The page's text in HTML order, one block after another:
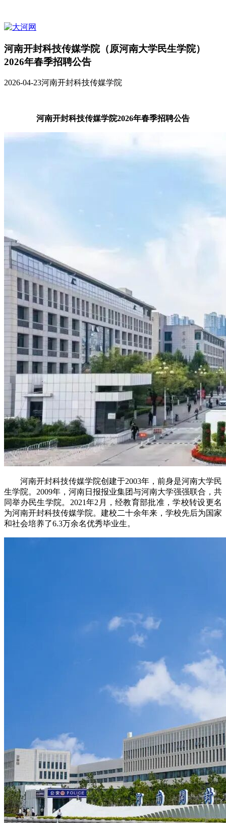
河南开封科技传媒学院（原河南大学民生学院）
2026年春季招聘公告
2026-04-23河南开封科技传媒学院
河南开封科技传媒学院2026年春季招聘公告
河南开封科技传媒学院创建于2003年，前身是河南大学民
生学院。2009年，河南日报报业集团与河南大学强强联合，共
同举办民生学院。2021年2月，经教育部批准，学校转设更名
为河南开封科技传媒学院。建校二十余年来，学校先后为国家
和社会培养了6.3万余名优秀毕业生。